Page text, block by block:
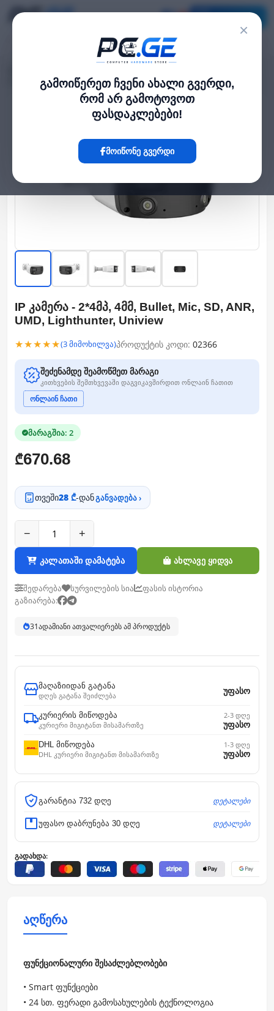
×
გამოიწერეთ ჩვენი ახალი გვერდი,
რომ არ გამოტოვოთ
ფასდაკლებები!
მოიწონე გვერდი
IP კამერა - 2*4მპ, 4მმ, Bullet, Mic, SD, ANR, UMD, Lighthunter, Uniview
IP კამერა - 2*4მპ, 4მმ, Bullet, Mic, SD, ANR,
UMD, Lighthunter, Uniview
★★★★★(3 მიმოხილვა)პროდუქტის კოდი: 02366
შეძენამდე შეამოწმეთ მარაგი
კითხვების შემთხვევაში დაგვიკავშირდით ონლაინ ჩათით
ონლაინ ჩათი
მარაგშია: 2
₾670.68
თვეში28 ₾-დანგანვადება ›
− +
კალათაში დამატება ახლავე ყიდვა
შედარება სურვილების სია
ფასის ისტორია
გაზიარება:
31ადამიანი ათვალიერებს ამ პროდუქტს
მაღაზიიდან გატანა
დღეს გატანა შეიძლება
უფასო
კურიერის მიწოდება
კურიერი მიგიტანთ მისამართზე
2-3 დღე
უფასო
DHL მიწოდება
DHL კურიერი მიგიტანთ მისამართზე
1-3 დღე
უფასო
გარანტია 732 დღე დეტალები
უფასო დაბრუნება 30 დღე დეტალები
გადახდა:
აღწერა
ფუნქციონალური შესაძლებლობები
• Smart ფუნქციები
• 24 სთ. ფერადი გამოსახულების ტექნოლოგია